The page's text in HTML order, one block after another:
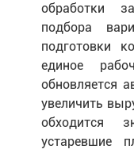
обработки
подбора
подготовки
единое
обновляется
увеличить
обходится
устаревшие